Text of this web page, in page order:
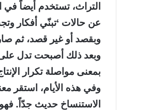
التراث، تستخدم أيضاً في
عن حالات ‘تبنّي أفكار
وبقصد أو غير قصد، ثم
وبعد ذلك أصبحت تدل على
بمعنى مواصلة تكرار
وفي هذه الأيام، استقر
الاستنساخ حديث جدّاً.